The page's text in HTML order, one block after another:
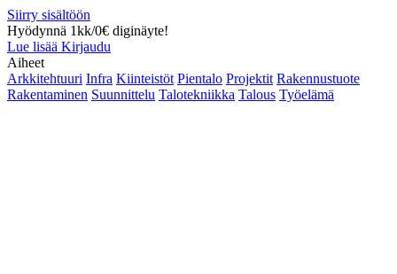
Siirry sisältöön
Hyödynnä 1kk/0€ diginäyte!
Lue lisää Kirjaudu
Aiheet
Arkkitehtuuri Infra Kiinteistöt Pientalo Projektit Rakennustuote
Rakentaminen Suunnittelu Talotekniikka Talous Työelämä